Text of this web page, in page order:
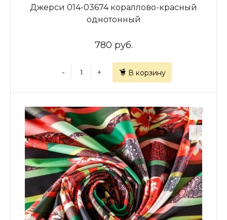
Джерси 014-03674 кораллово-красный
однотонный
780 руб.
- + В корзину